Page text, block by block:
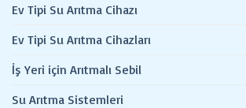
Ev Tipi Su Arıtma Cihazı
Ev Tipi Su Arıtma Cihazları
İş Yeri için Arıtmalı Sebil
Su Arıtma Sistemleri